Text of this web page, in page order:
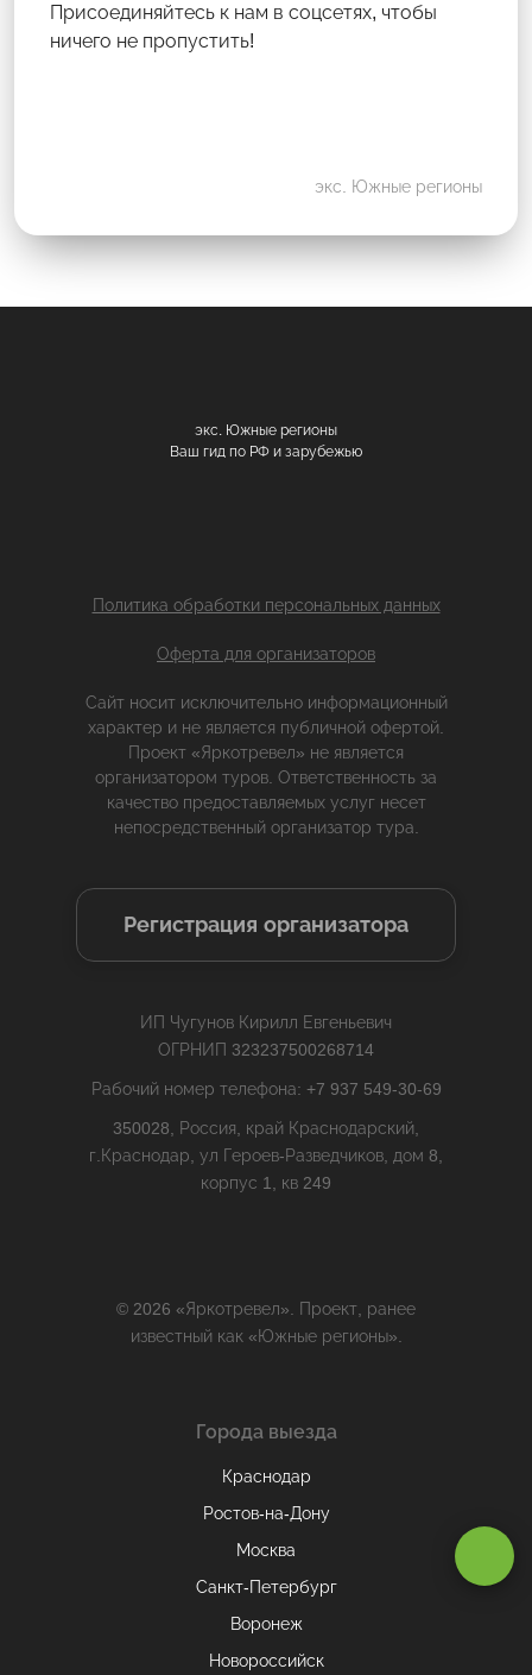
Присоединяйтесь к нам в соцсетях, чтобы
ничего не пропустить!
экс. Южные регионы
экс. Южные регионы
Ваш гид по РФ и зарубежью
Политика обработки персональных данных
Оферта для организаторов
Сайт носит исключительно информационный
характер и не является публичной офертой.
Проект «Яркотревел» не является
организатором туров. Ответственность за
качество предоставляемых услуг несет
непосредственный организатор тура.
Регистрация организатора
ИП Чугунов Кирилл Евгеньевич
ОГРНИП 323237500268714
Рабочий номер телефона: +7 937 549-30-69
350028, Россия, край Краснодарский,
г.Краснодар, ул Героев-Разведчиков, дом 8,
корпус 1, кв 249
© 2026 «Яркотревел». Проект, ранее
известный как «Южные регионы».
Города выезда
Краснодар
Ростов-на-Дону
Москва
Санкт-Петербург
Воронеж
Новороссийск